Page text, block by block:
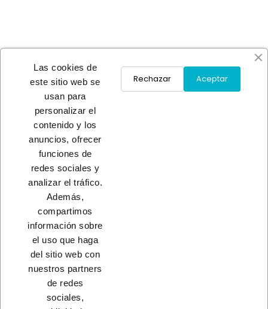
ESMALTE ANTIOXIDO LISO
NEGRO
A consultar
CONTACTO
PRODUCTOS
Las cookies de
este sitio web se
usan para
personalizar el
contenido y los
anuncios, ofrecer
funciones de
redes sociales y
analizar el tráfico.
Además,
compartimos
información sobre
el uso que haga
del sitio web con
nuestros partners
de redes
sociales,
Aceptar
Rechazar